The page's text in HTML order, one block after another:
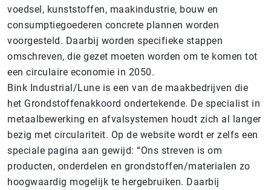
voedsel, kunststoffen, maakindustrie, bouw en
consumptiegoederen concrete plannen worden
voorgesteld. Daarbij worden specifieke stappen
omschreven, die gezet moeten worden om te komen tot
een circulaire economie in 2050.
Bink Industrial/Lune is een van de maakbedrijven die
het Grondstoffenakkoord ondertekende. De specialist in
metaalbewerking en afvalsystemen houdt zich al langer
bezig met circulariteit. Op de website wordt er zelfs een
speciale pagina aan gewijd: “Ons streven is om
producten, onderdelen en grondstoffen/materialen zo
hoogwaardig mogelijk te hergebruiken. Daarbij